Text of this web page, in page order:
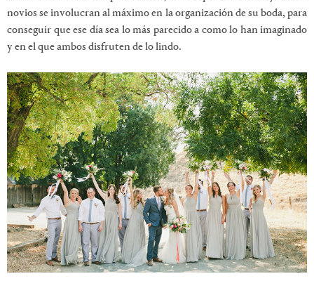
novios se involucran al máximo en la organización de su boda, para
conseguir que ese día sea lo más parecido a como lo han imaginado
y en el que ambos disfruten de lo lindo.